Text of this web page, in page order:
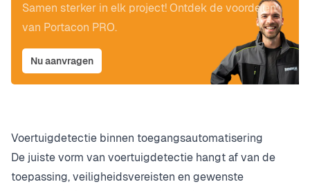
Samen sterker in elk project! Ontdek de voordelen
van Portacon PRO.
Nu aanvragen
Voertuigdetectie binnen toegangsautomatisering
De juiste vorm van voertuigdetectie hangt af van de
toepassing, veiligheidsvereisten en gewenste